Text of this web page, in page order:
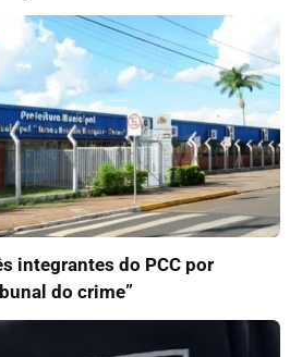
integrantes do PCC por
do crime”